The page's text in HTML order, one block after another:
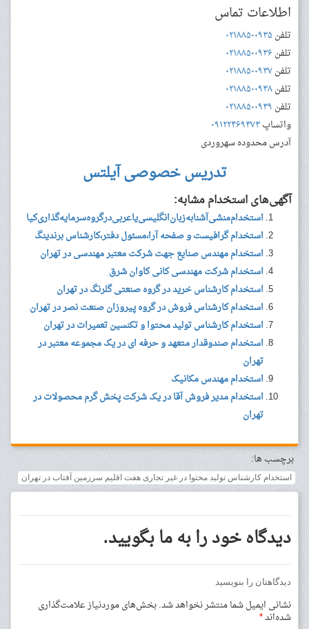
اطلاعات تماس
تلفن۰۲۱۸۸۵۰۰۹۳۵
تلفن۰۲۱۸۸۵۰۰۹۳۶
تلفن۰۲۱۸۸۵۰۰۹۳۷
تلفن۰۲۱۸۸۵۰۰۹۳۸
تلفن ۰۲۱۸۸۵۰۰۹۳۹
واتساپ۰۹۱۲۲۴۶۹۳۷۳
آدرسمحدوده سهروردی
تدریس خصوصی آیلتس
آگهی‌های استخدام مشابه:
استخدام‌منشی‌آشنابه‌زبان‌انگلیسی‌یاعربی‌درگروه‌سرمایه‌گذاری‌کیا
استخدام گرافیست و صفحه آرا،مسئول دفتر،کارشناس برندینگ
استخدام مهندس صنایع جهت شرکت معتبر مهندسی در تهران
استخدام شرکت مهندسی کانی کاوان شرق
استخدام کارشناس خرید در گروه صنعتی گلرنگ در تهران
استخدام کارشناس فروش در گروه پیروزان صنعت نصر در تهران
استخدام کارشناس تولید محتوا و تکنسین تعمیرات در تهران
استخدام صندوقدار متعهد و حرفه ای در یک مجموعه معتبر در
تهران
استخدام مهندس مکانیک
استخدام مدیر فروش آقا در یک شرکت پخش گرم محصولات در
تهران
برچسب ها:
استخدام کارشناس تولید محتوا در غیر تجاری هفت اقلیم سرزمین آفتاب در تهران
دیدگاه خود را به ما بگویید.
دیدگاهتان را بنویسید
نشانی ایمیل شما منتشر نخواهد شد.بخش‌های موردنیاز علامت‌گذاری
شده‌اند*